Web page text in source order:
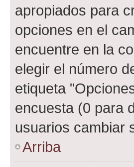
apropiados para
opciones en el
encuentre en la
elegir el número
etiqueta
encuesta (0 para
usuarios cambiar
Arriba